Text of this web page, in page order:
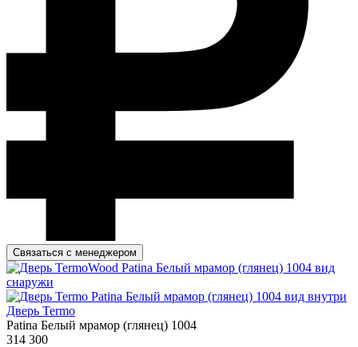
Связаться с менеджером
Дверь Termo
Patina Белый мрамор (глянец) 1004
314 300